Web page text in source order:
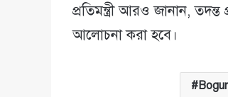
প্রতিমন্ত্রী আরও জানান, তদন্ত
আলোচনা করা হবে।